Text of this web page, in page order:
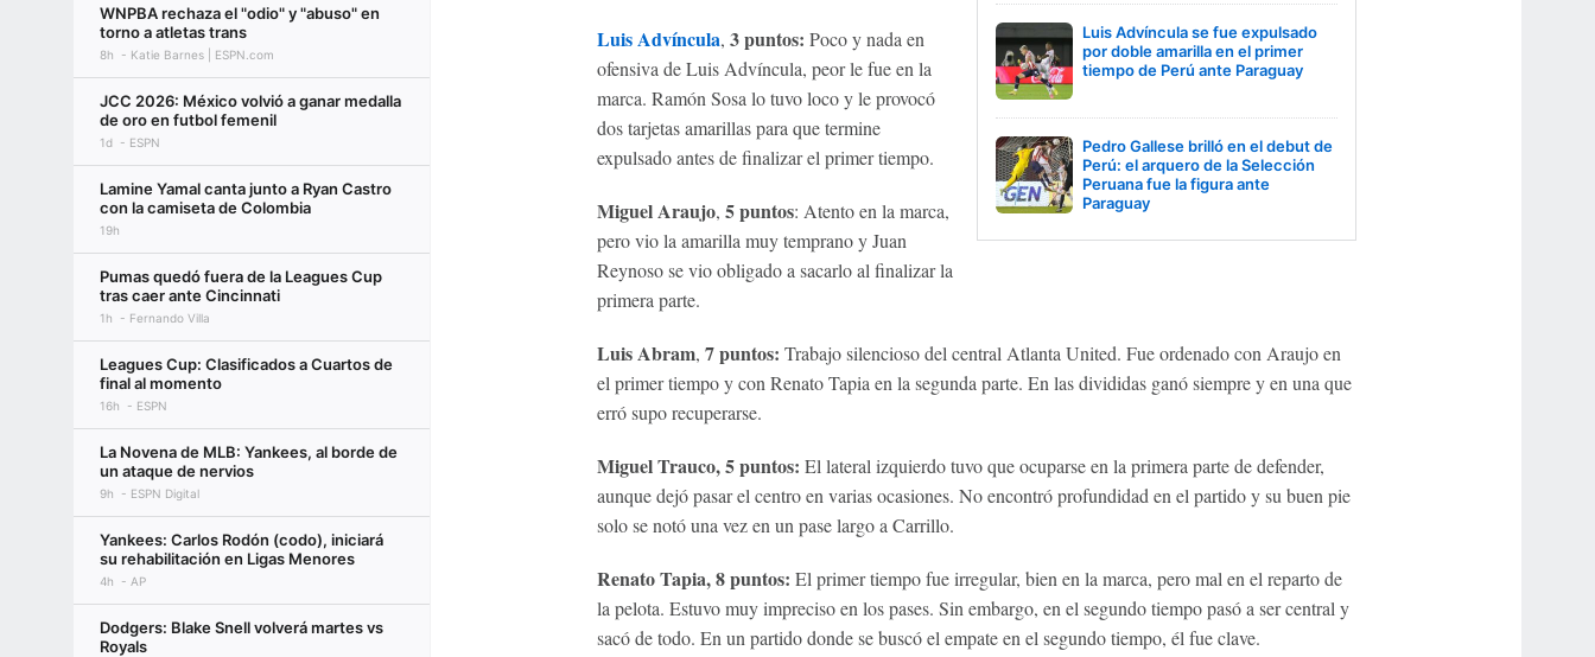
WNPBA rechaza el "odio" y "abuso" en
torno a atletas trans
8h Katie Barnes | ESPN.com
JCC 2026: México volvió a ganar medalla
de oro en futbol femenil
1d ESPN
Lamine Yamal canta junto a Ryan Castro
con la camiseta de Colombia
19h
Pumas quedó fuera de la Leagues Cup
tras caer ante Cincinnati
1h Fernando Villa
Leagues Cup: Clasificados a Cuartos de
final al momento
16h ESPN
La Novena de MLB: Yankees, al borde de
un ataque de nervios
9h ESPN Digital
Yankees: Carlos Rodón (codo), iniciará
su rehabilitación en Ligas Menores
4h AP
Dodgers: Blake Snell volverá martes vs
Royals
Luis Advíncula se fue expulsado
por doble amarilla en el primer
tiempo de Perú ante Paraguay
Pedro Gallese brilló en el debut de
Perú: el arquero de la Selección
Peruana fue la figura ante
Paraguay
Luis Advíncula, 3 puntos: Poco y nada en
ofensiva de Luis Advíncula, peor le fue en la
marca. Ramón Sosa lo tuvo loco y le provocó
dos tarjetas amarillas para que termine
expulsado antes de finalizar el primer tiempo.
Miguel Araujo, 5 puntos: Atento en la marca,
pero vio la amarilla muy temprano y Juan
Reynoso se vio obligado a sacarlo al finalizar la
primera parte.
Luis Abram, 7 puntos: Trabajo silencioso del central Atlanta United. Fue ordenado con Araujo en
el primer tiempo y con Renato Tapia en la segunda parte. En las divididas ganó siempre y en una que
erró supo recuperarse.
Miguel Trauco, 5 puntos: El lateral izquierdo tuvo que ocuparse en la primera parte de defender,
aunque dejó pasar el centro en varias ocasiones. No encontró profundidad en el partido y su buen pie
solo se notó una vez en un pase largo a Carrillo.
Renato Tapia, 8 puntos: El primer tiempo fue irregular, bien en la marca, pero mal en el reparto de
la pelota. Estuvo muy impreciso en los pases. Sin embargo, en el segundo tiempo pasó a ser central y
sacó de todo. En un partido donde se buscó el empate en el segundo tiempo, él fue clave.